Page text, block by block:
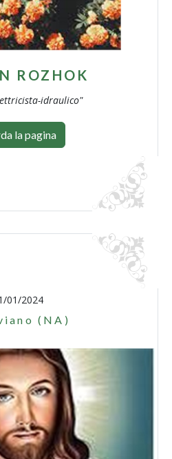
ROZHOK
idraulico"
la pagina
01/2024
(NA)